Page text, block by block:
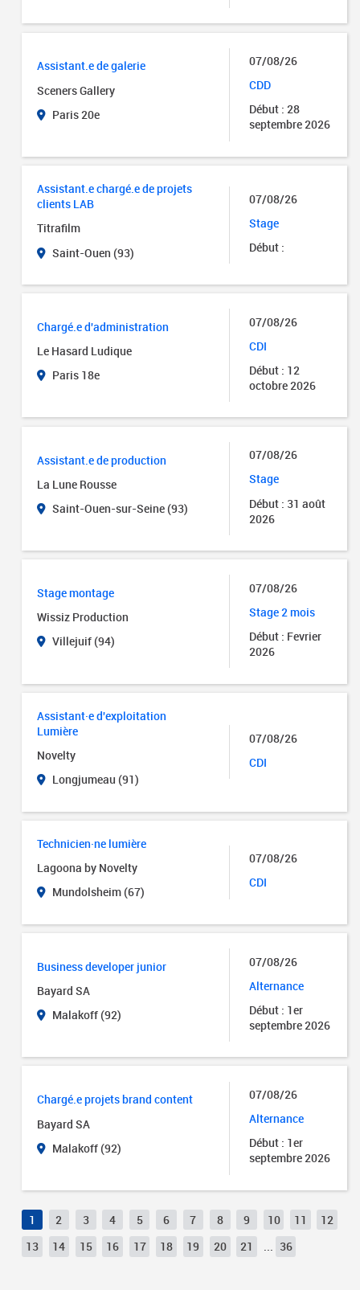
Assistant.e de galerie
Sceners Gallery
Paris 20e
07/08/26
CDD
Début : 28
septembre 2026
Assistant.e chargé.e de projets
clients LAB
Titrafilm
Saint-Ouen (93)
07/08/26
Stage
Début :
Chargé.e d'administration
Le Hasard Ludique
Paris 18e
07/08/26
CDI
Début : 12
octobre 2026
Assistant.e de production
La Lune Rousse
Saint-Ouen-sur-Seine (93)
07/08/26
Stage
Début : 31 août
2026
Stage montage
Wissiz Production
Villejuif (94)
07/08/26
Stage 2 mois
Début : Fevrier
2026
Assistant·e d'exploitation
Lumière
Novelty
Longjumeau (91)
07/08/26
CDI
Technicien·ne lumière
Lagoona by Novelty
Mundolsheim (67)
07/08/26
CDI
Business developer junior
Bayard SA
Malakoff (92)
07/08/26
Alternance
Début : 1er
septembre 2026
Chargé.e projets brand content
Bayard SA
Malakoff (92)
07/08/26
Alternance
Début : 1er
septembre 2026
1 2 3 4 5 6 7 8 9 10 11
12
13
14 15 16 17 18 19 20 21 ... 36